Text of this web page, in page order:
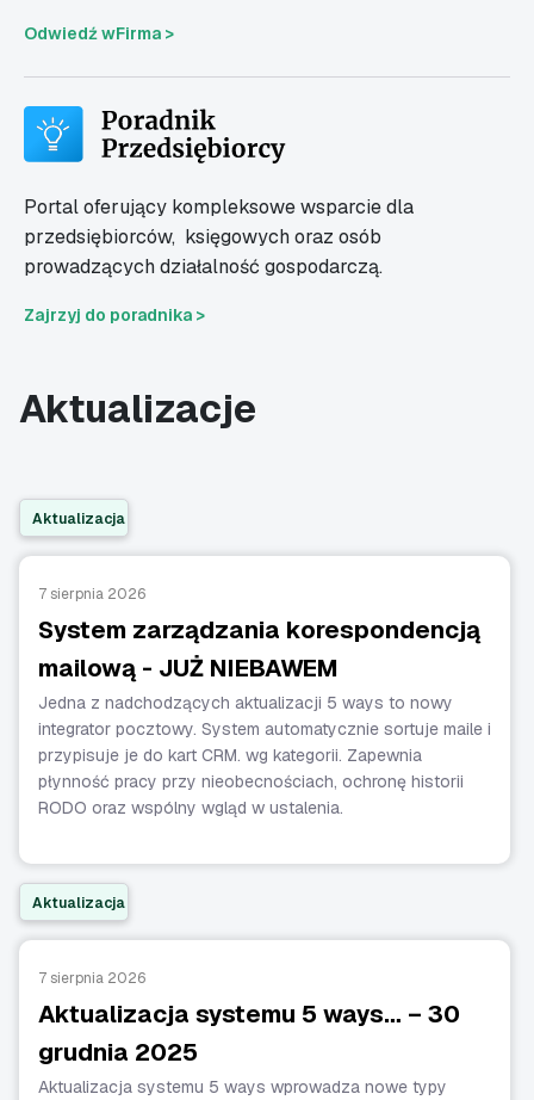
Odwiedź wFirma >
Portal oferujący kompleksowe wsparcie dla
przedsiębiorców, księgowych oraz osób
prowadzących działalność gospodarczą.
Zajrzyj do poradnika >
Aktualizacje
Aktualizacja
7 sierpnia 2026
System zarządzania korespondencją
mailową - JUŻ NIEBAWEM
Jedna z nadchodzących aktualizacji 5 ways to nowy
integrator pocztowy. System automatycznie sortuje maile i
przypisuje je do kart CRM. wg kategorii. Zapewnia
płynność pracy przy nieobecnościach, ochronę historii
RODO oraz wspólny wgląd w ustalenia.
Aktualizacja
7 sierpnia 2026
Aktualizacja systemu 5 ways… – 30
grudnia 2025
Aktualizacja systemu 5 ways wprowadza nowe typy